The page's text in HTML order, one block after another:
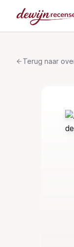
Terug naar